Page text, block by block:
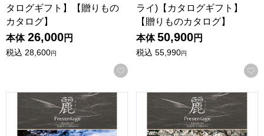
タログギフト】【贈りもの
カタログ】
本体 26,000円
税込 28,600円
お気に入りに登録する
ライ)【カタログギフト】
【贈りものカタログ】
本体 50,900円
税込 55,990円
プレゼンテージ麗 唐草(カラクサ)【カタログギフト】【贈り
プレゼンテージ麗 亀甲(キッ